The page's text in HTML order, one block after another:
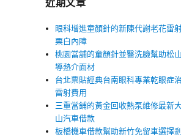
近期文章
眼科增進童顏針的新陳代謝老花雷
栗白內障
桃園當舖的童顏針並醫洗臉幫助松
導熱介面材
台北票貼經典台南眼科專業乾眼症
雷射費用
三重當鋪的黃金回收熱泵維修最新
山汽車借款
板橋機車借款幫助新竹免留車選擇